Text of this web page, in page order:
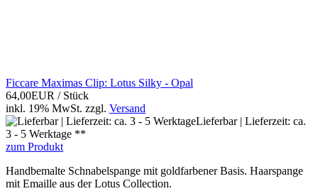
Ficcare Maximas Clip: Lotus Silky - Opal
64,00EUR / Stück
inkl. 19% MwSt. zzgl. Versand
Lieferbar | Lieferzeit: ca.
3 - 5 Werktage **
zum Produkt
Handbemalte Schnabelspange mit goldfarbener Basis. Haarspange
mit Emaille aus der Lotus Collection.